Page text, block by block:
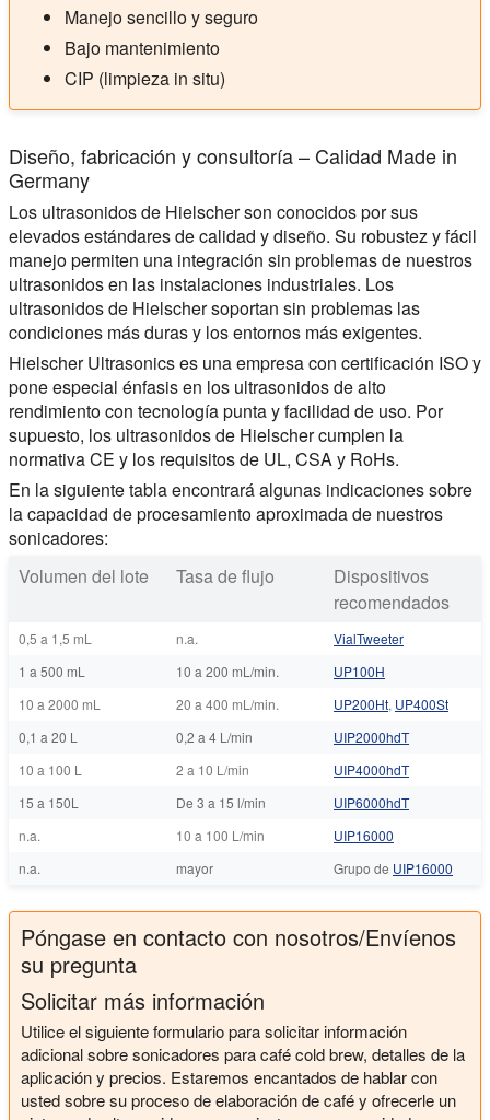
Manejo sencillo y seguro
Bajo mantenimiento
CIP (limpieza in situ)
Diseño, fabricación y consultoría – Calidad Made in
Germany
Los ultrasonidos de Hielscher son conocidos por sus
elevados estándares de calidad y diseño. Su robustez y fácil
manejo permiten una integración sin problemas de nuestros
ultrasonidos en las instalaciones industriales. Los
ultrasonidos de Hielscher soportan sin problemas las
condiciones más duras y los entornos más exigentes.
Hielscher Ultrasonics es una empresa con certificación ISO y
pone especial énfasis en los ultrasonidos de alto
rendimiento con tecnología punta y facilidad de uso. Por
supuesto, los ultrasonidos de Hielscher cumplen la
normativa CE y los requisitos de UL, CSA y RoHs.
En la siguiente tabla encontrará algunas indicaciones sobre
la capacidad de procesamiento aproximada de nuestros
sonicadores:
Volumen del lote
Tasa de flujo
Dispositivos
recomendados
0,5 a 1,5 mL n.a.
VialTweeter
1 a 500 mL
10 a 200 mL/min.
UP100H
10 a 2000 mL
20 a 400 mL/min. UP200Ht, UP400St
0,1 a 20 L
0,2 a 4 L/min
UIP2000hdT
10 a 100 L
2 a 10 L/min
UIP4000hdT
15 a 150L
De 3 a 15 l/min
UIP6000hdT
n.a.
10 a 100 L/min
UIP16000
n.a.
mayor Grupo de UIP16000
Póngase en contacto con nosotros/Envíenos
su pregunta
Solicitar más información
Utilice el siguiente formulario para solicitar información
adicional sobre sonicadores para café cold brew, detalles de la
aplicación y precios. Estaremos encantados de hablar con
usted sobre su proceso de elaboración de café y ofrecerle un